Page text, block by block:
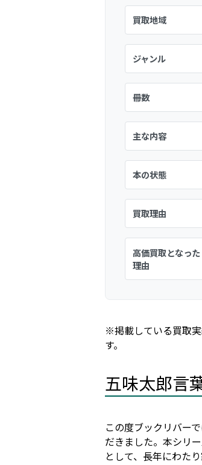
買取地域
ジャンル
冊数
主な内容
本の状態
買取理由
高価買取となった
理由
※掲載している買取
す。
五味太郎言
この度ブックリバー
だきました。本シリ
として、長年にわた